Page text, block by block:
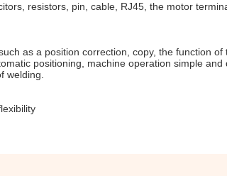
resistors, pin, cable, RJ45, the motor
as a position correction, copy, the function of
positioning, machine operation simple and
welding.